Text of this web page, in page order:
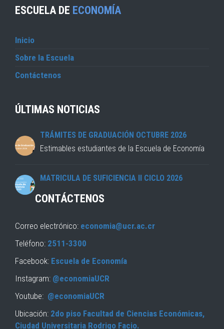
ESCUELA DE ECONOMÍA
Inicio
Sobre la Escuela
Contáctenos
ÚLTIMAS NOTICIAS
TRÁMITES DE GRADUACIÓN OCTUBRE 2026
Estimables estudiantes de la Escuela de Economía
MATRICULA DE SUFICIENCIA II CICLO 2026
CONTÁCTENOS
Correo electrónico: economia@ucr.ac.cr
Teléfono: 2511-3300
Facebook: Escuela de Economía
Instagram: @economiaUCR
Youtube: @economiaUCR
Ubicación: 2do piso Facultad de Ciencias Económicas,
Ciudad Universitaria Rodrigo Facio.